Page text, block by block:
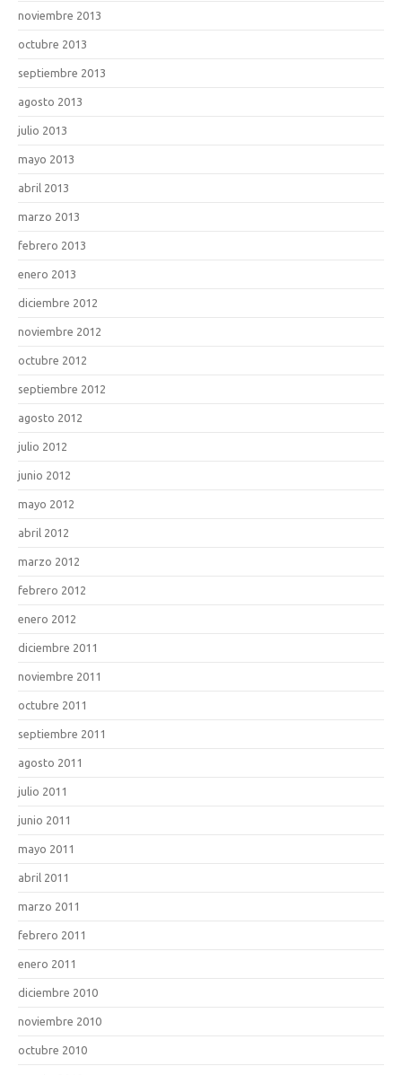
noviembre 2013
octubre 2013
septiembre 2013
agosto 2013
julio 2013
mayo 2013
abril 2013
marzo 2013
febrero 2013
enero 2013
diciembre 2012
noviembre 2012
octubre 2012
septiembre 2012
agosto 2012
julio 2012
junio 2012
mayo 2012
abril 2012
marzo 2012
febrero 2012
enero 2012
diciembre 2011
noviembre 2011
octubre 2011
septiembre 2011
agosto 2011
julio 2011
junio 2011
mayo 2011
abril 2011
marzo 2011
febrero 2011
enero 2011
diciembre 2010
noviembre 2010
octubre 2010